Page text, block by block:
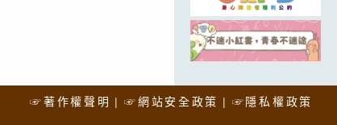
☞著作權聲明 ☞網站安全政策 ☞隱私權政策